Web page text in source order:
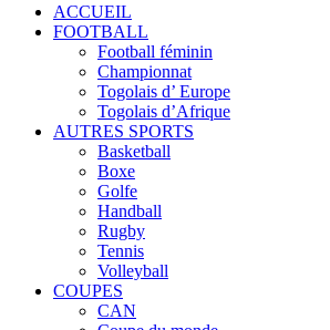
ACCUEIL
FOOTBALL
Football féminin
Championnat
Togolais d’ Europe
Togolais d’Afrique
AUTRES SPORTS
Basketball
Boxe
Golfe
Handball
Rugby
Tennis
Volleyball
COUPES
CAN